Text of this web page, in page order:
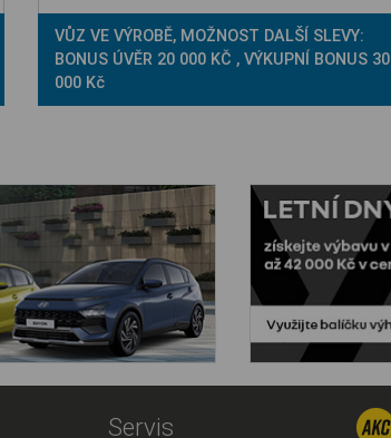
VŮZ VE VÝROBĚ, MOŽNOST DALŠÍ SLEVY:
BONUS ÚVĚR 20 000 KČ , VÝKUPNÍ BONUS 30
000 Kč
Servis